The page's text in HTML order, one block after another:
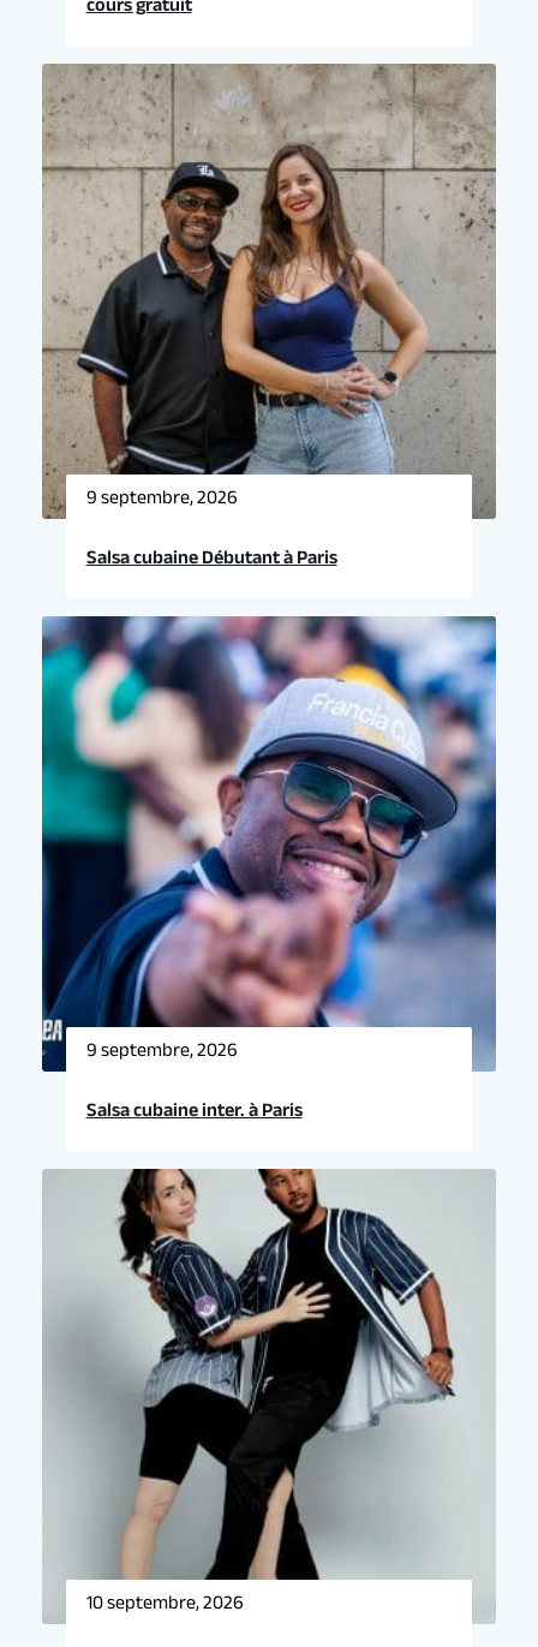
cours gratuit
9 septembre, 2026
Salsa cubaine Débutant à Paris
9 septembre, 2026
Salsa cubaine inter. à Paris
10 septembre, 2026
Événement précédent
Prochain événement